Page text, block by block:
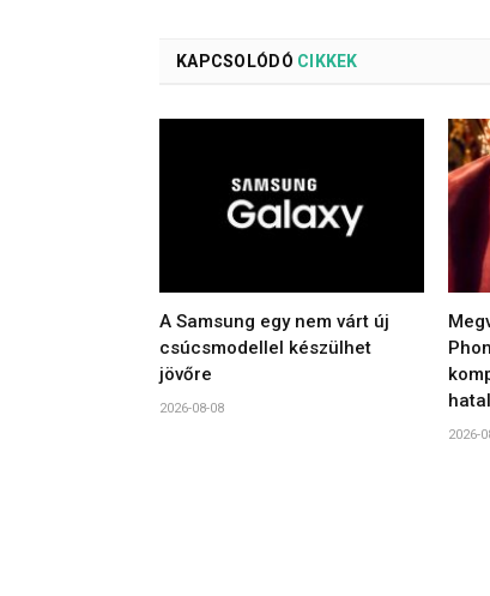
KAPCSOLÓDÓ CIKKEK
A Samsung egy nem várt új
csúcsmodellel készülhet
jövőre
2026-08-08
2026-